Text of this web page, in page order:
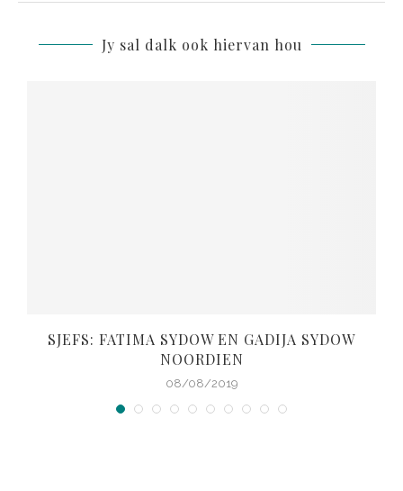
Jy sal dalk ook hiervan hou
SJEFS: FATIMA SYDOW EN GADIJA SYDOW
NOORDIEN
08/08/2019